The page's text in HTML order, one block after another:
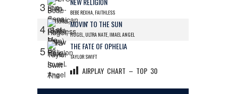
3 BEBE REXHA, FAITHLESS
4 MOVIN' TO THE SUN
HUGEL, ULTRA NATE, IMAEL ANGEL
5 THE FATE OF OPHELIA
TAYLOR SWIFT
AIRPLAY CHART – TOP 30